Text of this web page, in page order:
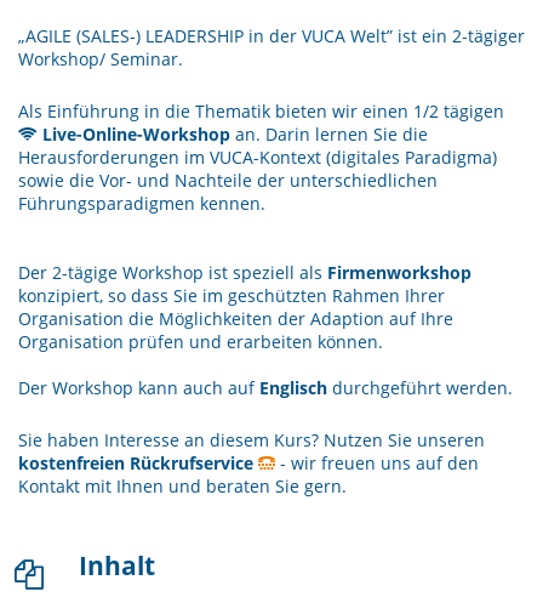
„AGILE (SALES-) LEADERSHIP in der VUCA Welt” ist ein 2-tägiger
Workshop/ Seminar.
Als Einführung in die Thematik bieten wir einen 1/2 tägigen
Live-Online-Workshop an. Darin lernen Sie die
Herausforderungen im VUCA-Kontext (digitales Paradigma)
sowie die Vor- und Nachteile der unterschiedlichen
Führungsparadigmen kennen.
Der 2-tägige Workshop ist speziell als Firmenworkshop
konzipiert, so dass Sie im geschützten Rahmen Ihrer
Organisation die Möglichkeiten der Adaption auf Ihre
Organisation prüfen und erarbeiten können.
Der Workshop kann auch auf Englisch durchgeführt werden.
Sie haben Interesse an diesem Kurs? Nutzen Sie unseren
kostenfreien Rückrufservice
- wir freuen uns auf den
Kontakt mit Ihnen und beraten Sie gern.
Inhalt